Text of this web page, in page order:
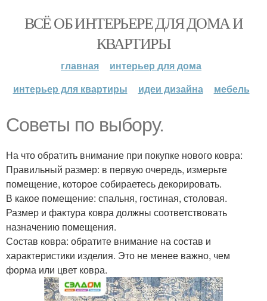
ВСЁ ОБ ИНТЕРЬЕРЕ ДЛЯ ДОМА И
КВАРТИРЫ
главная
интерьер для дома
интерьер для квартиры
идеи дизайна мебель
Советы по выбору.
На что обратить внимание при покупке нового ковра:
Правильный размер: в первую очередь, измерьте
помещение, которое собираетесь декорировать.
В какое помещение: спальня, гостиная, столовая.
Размер и фактура ковра должны соответствовать
назначению помещения.
Состав ковра: обратите внимание на состав и
характеристики изделия. Это не менее важно, чем
форма или цвет ковра.